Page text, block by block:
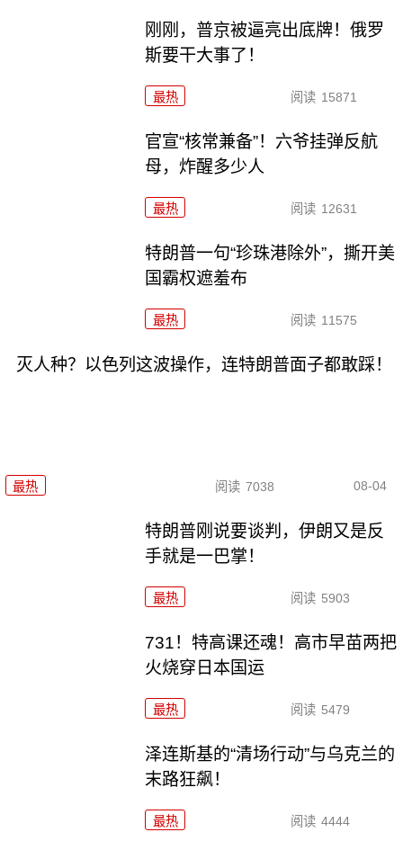
刚刚，普京被逼亮出底牌！俄罗
斯要干大事了！
最热 阅读 15871
官宣“核常兼备”！六爷挂弹反航
母，炸醒多少人
最热 阅读 12631
特朗普一句“珍珠港除外”，撕开美
国霸权遮羞布
最热 阅读 11575
灭人种？以色列这波操作，连特朗普面子都敢踩！
最热 阅读 7038 08-04
特朗普刚说要谈判，伊朗又是反
手就是一巴掌！
最热 阅读 5903
731！特高课还魂！高市早苗两把
火烧穿日本国运
最热 阅读 5479
泽连斯基的“清场行动”与乌克兰的
末路狂飙！
最热 阅读 4444